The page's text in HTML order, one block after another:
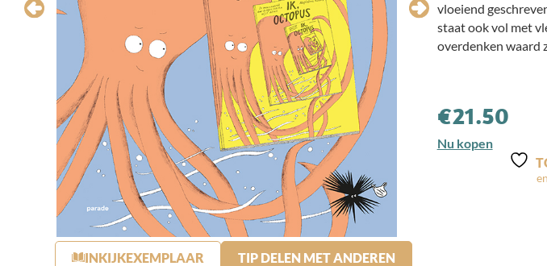
INKIJKEXEMPLAAR TIP DELEN MET ANDEREN
vloeiend
staat ook vol met
overdenken waard
€21.50
Nu kopen